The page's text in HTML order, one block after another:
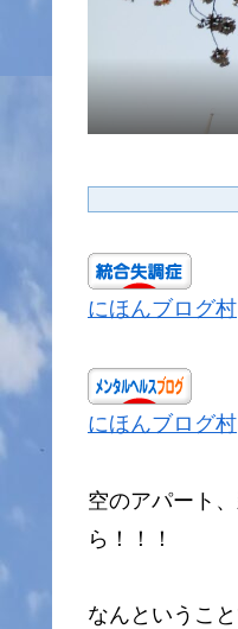
にほんブログ村
にほんブログ村
空のアパート
ら！！！
なんということ